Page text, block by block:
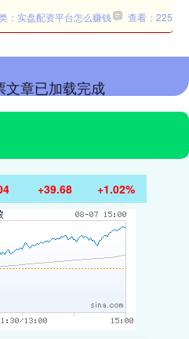
：实盘配资平台怎么赚钱 查看：225
文章已加载完成
+39.68 +1.02%